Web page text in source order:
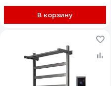
В корзину